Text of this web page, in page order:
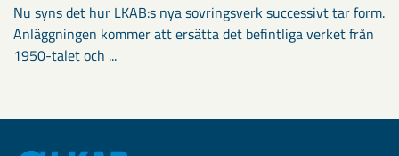
Nu syns det hur LKAB:s nya sovringsverk successivt tar form.
Anläggningen kommer att ersätta det befintliga verket från
1950-talet och ...